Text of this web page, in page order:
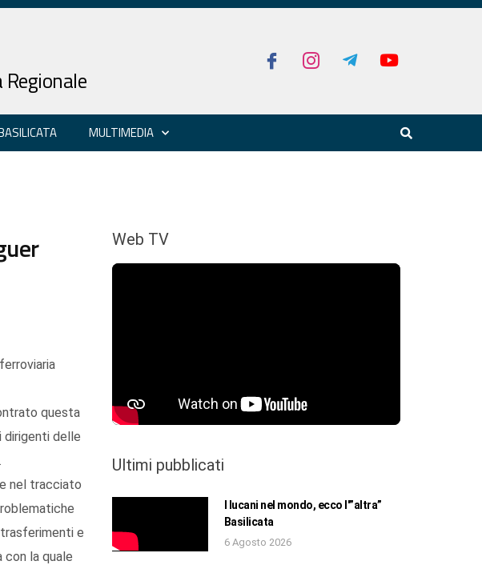
MULTIMEDIA
questa
dirigenti delle
nel tracciato
e
con la quale
Web TV
Ultimi pubblicati
I lucani nel mondo, ecco l'”altra”
Basilicata
6 Agosto 2026